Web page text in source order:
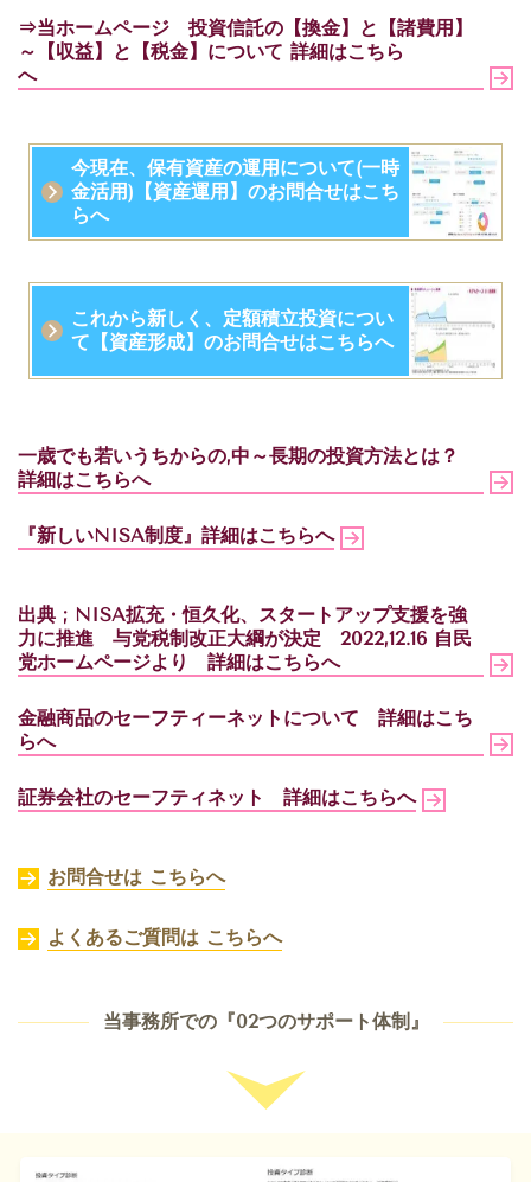
⇒当ホームページ 投資信託の【換金】と【諸費用】
～【収益】と【税金】について 詳細はこちら
へ
今現在、保有資産の運用について(一時
金活用)【資産運用】のお問合せはこち
らへ
これから新しく、定額積立投資につい
て【資産形成】のお問合せはこちらへ
一歳でも若いうちからの,中～長期の投資方法とは？
詳細はこちらへ
『新しいNISA制度』 詳細はこちらへ
出典 ; NISA拡充・恒久化、スタートアップ支援を強
力に推進 与党税制改正大綱が決定 2022,12.16 自民
党ホームページより 詳細はこちらへ
金融商品のセーフティーネットについて 詳細はこち
らへ
証券会社のセーフティネット 詳細はこちらへ
お問合せは こちらへ
よくあるご質問は こちらへ
当事務所での『02つのサポート体制』